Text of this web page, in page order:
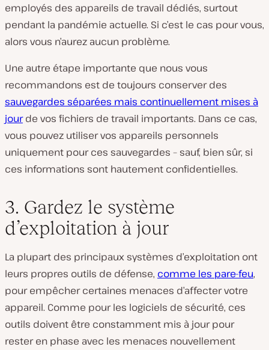
employés des appareils de travail dédiés, surtout
pendant la pandémie actuelle. Si c’est le cas pour vous,
alors vous n’aurez aucun problème.
Une autre étape importante que nous vous
recommandons est de toujours conserver des
sauvegardes séparées mais continuellement mises à
jourde vos fichiers de travail importants. Dans ce cas,
vous pouvez utiliser vos appareils personnels
uniquement pour ces sauvegardes – sauf, bien sûr, si
ces informations sont hautement confidentielles.
3. Gardez le système
d’exploitation à jour
La plupart des principaux systèmes d’exploitation ont
leurs propres outils de défense, comme les pare-feu,
pour empêcher certaines menaces d’affecter votre
appareil. Comme pour les logiciels de sécurité, ces
outils doivent être constamment mis à jour pour
rester en phase avec les menaces nouvellement